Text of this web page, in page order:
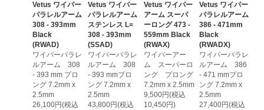
Vetus ワイパー
パラレルアーム
308 - 393mm
Black
(RWAD)
ワイパーパラレ
ルアーム 308
- 393 mm プロ
ング 7.2mm x
2.5mm
26,100円(税込
Vetus ワイパー
パラレルアーム
ステンレス L=
308 - 393mm
(SSAD)
ワイパーパラレ
ルアーム 308
- 393 mmプロ
ング 7.2mm x
2.5mm
43,800円(税込
Vetus ワイパー
アーム スーパ
ーロング 473 -
559mm Black
(RWAX)
ワイパーアー
ム スーパーロ
ング プロング
7.2mm x 2.5mm
9,500円(税込
10,450円)
Vetus ワイパー
パラレルアーム
386 - 471mm
Black
(RWADX)
ワイパーパラレ
ルアーム 386
- 471 mmプロ
ング 7.2mm x
2.5mm
27,400円(税込